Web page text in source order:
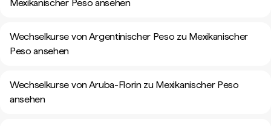
Mexikanischer Peso ansehen
Wechselkurse von Argentinischer Peso zu Mexikanischer
Peso ansehen
Wechselkurse von Aruba-Florin zu Mexikanischer Peso
ansehen